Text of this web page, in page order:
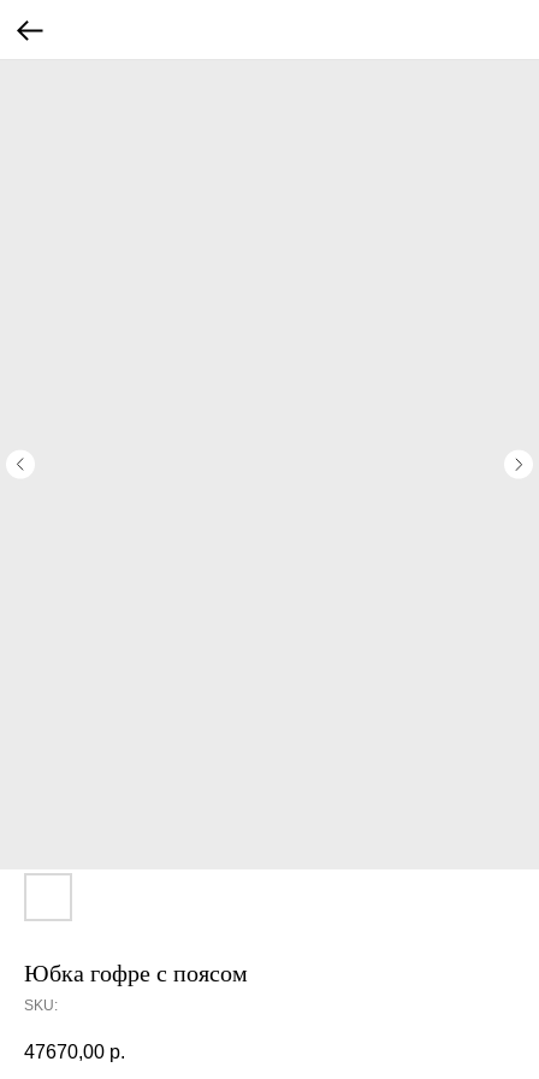
Юбка гофре с поясом
SKU:
47670,00 р.